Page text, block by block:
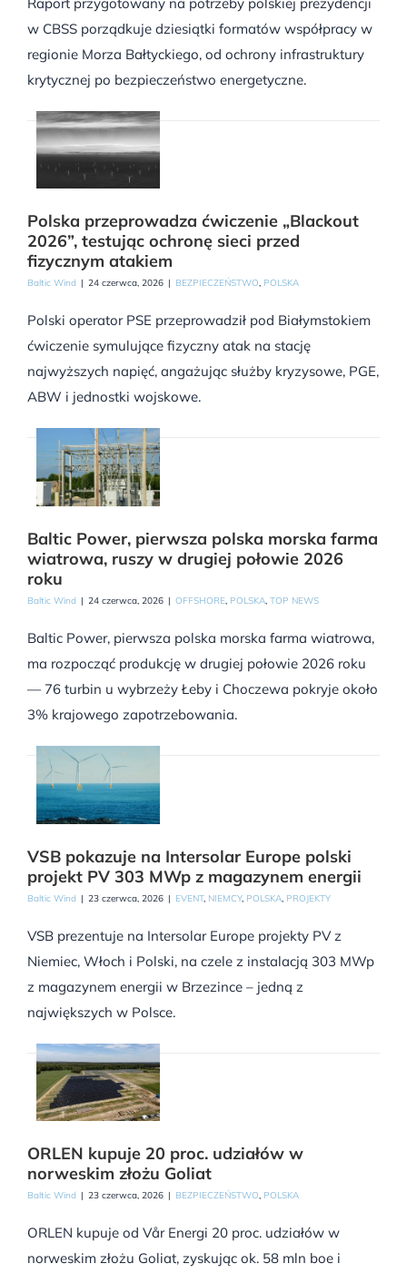
w CBSS porządkuje dziesiątki formatów współpracy w
regionie Morza Bałtyckiego, od ochrony infrastruktury
krytycznej po bezpieczeństwo energetyczne.
Polska przeprowadza ćwiczenie „Blackout
2026”, testując ochronę sieci przed
fizycznym atakiem
Baltic Wind | 24 czerwca, 2026 | BEZPIECZEŃSTWO, POLSKA
Polski operator PSE przeprowadził pod Białymstokiem
ćwiczenie symulujące fizyczny atak na stację
najwyższych napięć, angażując służby kryzysowe, PGE,
ABW i jednostki wojskowe.
Baltic Power, pierwsza polska morska farma
wiatrowa, ruszy w drugiej połowie 2026
roku
Baltic Wind | 24 czerwca, 2026 | OFFSHORE, POLSKA, TOP NEWS
Baltic Power, pierwsza polska morska farma wiatrowa,
ma rozpocząć produkcję w drugiej połowie 2026 roku
— 76 turbin u wybrzeży Łeby i Choczewa pokryje około
3% krajowego zapotrzebowania.
VSB pokazuje na Intersolar Europe polski
projekt PV 303 MWp z magazynem energii
Baltic Wind | 23 czerwca, 2026 | EVENT, NIEMCY, POLSKA, PROJEKTY
VSB prezentuje na Intersolar Europe projekty PV z
Niemiec, Włoch i Polski, na czele z instalacją 303 MWp
z magazynem energii w Brzezince – jedną z
największych w Polsce.
ORLEN kupuje 20 proc. udziałów w
norweskim złożu Goliat
Baltic Wind | 23 czerwca, 2026 | BEZPIECZEŃSTWO, POLSKA
ORLEN kupuje od Vår Energi 20 proc. udziałów w
norweskim złożu Goliat, zyskując ok. 58 mln boe i